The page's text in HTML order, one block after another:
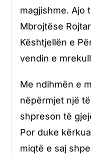
magjishme. Ajo
Mbrojtëse
Kështjellën e
vendin e
Me ndihmën e
nëpërmjet një
shpreson të
Por duke
miqtë e saj